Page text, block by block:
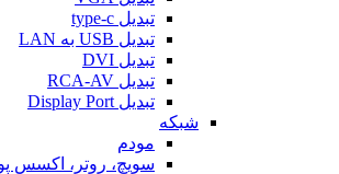
تبدیل type-c
تبدیل USB به LAN
تبدیل DVI
تبدیل RCA-AV
تبدیل Display Port
شبکه
مودم
سویچ، روتر، اکسس